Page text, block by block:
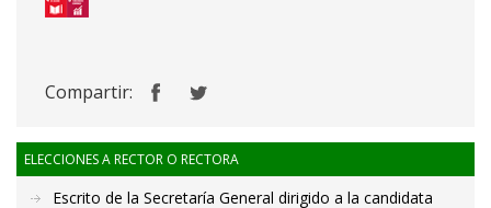
Compartir:
ELECCIONES A RECTOR O RECTORA
Escrito de la Secretaría General dirigido a la candidata